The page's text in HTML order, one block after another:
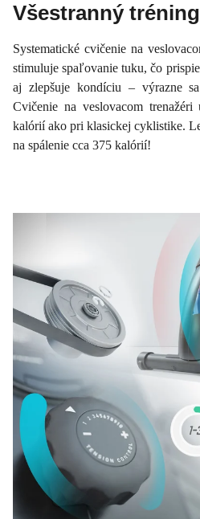
Všestranný tréning
Systematické cvičenie na
stimuluje spaľovanie tuku, čo
aj zlepšuje kondíciu – výrazne
Cvičenie na veslovacom
kalórií ako pri klasickej cyklistike.
na spálenie cca 375 kalórií!